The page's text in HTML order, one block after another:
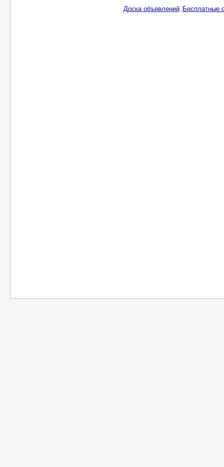
Доска объявлений. Бесплатные